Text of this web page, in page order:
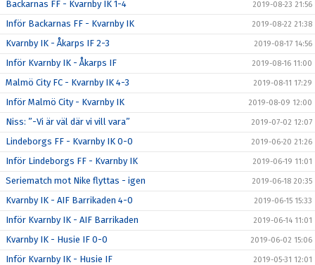
Backarnas FF - Kvarnby IK 1-4 2019-08-23 21:56
Inför Backarnas FF - Kvarnby IK 2019-08-22 21:38
Kvarnby IK - Åkarps IF 2-3 2019-08-17 14:56
Inför Kvarnby IK - Åkarps IF 2019-08-16 11:00
Malmö City FC - Kvarnby IK 4-3 2019-08-11 17:29
Inför Malmö City - Kvarnby IK 2019-08-09 12:00
Niss: ”-Vi är väl där vi vill vara” 2019-07-02 12:07
Lindeborgs FF - Kvarnby IK 0-0 2019-06-20 21:26
Inför Lindeborgs FF - Kvarnby IK 2019-06-19 11:01
Seriematch mot Nike flyttas - igen 2019-06-18 20:35
Kvarnby IK - AIF Barrikaden 4-0 2019-06-15 15:33
Inför Kvarnby IK - AIF Barrikaden 2019-06-14 11:01
Kvarnby IK - Husie IF 0-0 2019-06-02 15:06
Inför Kvarnby IK - Husie IF 2019-05-31 12:01